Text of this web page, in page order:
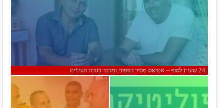
24 שעות לסוף – אטיאס מסיר כפפות ומדבר בגובה העיניים